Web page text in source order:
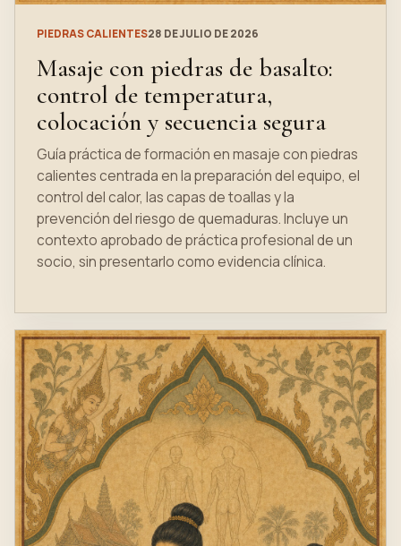
PIEDRAS CALIENTES28 DE JULIO DE 2026
Masaje con piedras de basalto:
control de temperatura,
colocación y secuencia segura
Guía práctica de formación en masaje con piedras
calientes centrada en la preparación del equipo, el
control del calor, las capas de toallas y la
prevención del riesgo de quemaduras. Incluye un
contexto aprobado de práctica profesional de un
socio, sin presentarlo como evidencia clínica.